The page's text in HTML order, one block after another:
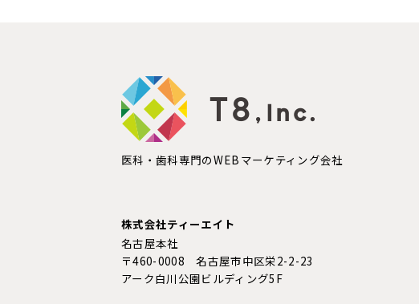
医科・歯科専門のWEBマーケティング会社
株式会社ティーエイト
名古屋本社
〒460-0008 名古屋市中区栄2-2-23
アーク白川公園ビルディング5F